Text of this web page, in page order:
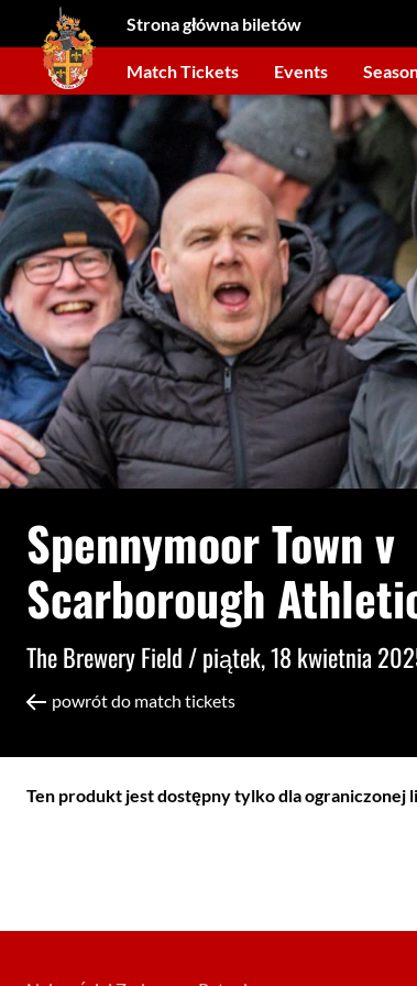
Strona główna biletów
Match Tickets Events
Spennymoor Town v
Scarborough
The Brewery Field /piątek, 18 kwietnia
powrót do match tickets
Ten produkt jest dostępny tylko dla ograniczonej